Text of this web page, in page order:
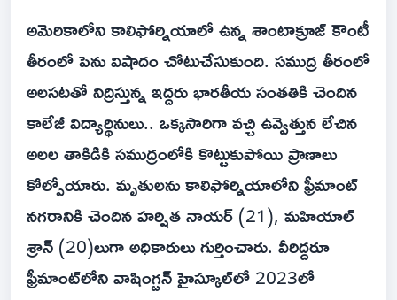
అమెరికాలోని కాలిఫోర్నియాలో ఉన్న శాంటాక్రూజ్ కౌంటీ
తీరంలో పెను విషాదం చోటుచేసుకుంది. సముద్ర తీరంలో
అలసటతో నిద్రిస్తున్న ఇద్దరు భారతీయ సంతతికి చెందిన
కాలేజీ విద్యార్థినులు.. ఒక్కసారిగా వచ్చి ఉవ్వెత్తున లేచిన
అలల తాకిడికి సముద్రంలోకి కొట్టుకుపోయి ప్రాణాలు
కోల్పోయారు. మృతులను కాలిఫోర్నియాలోని ఫ్రీమాంట్
నగరానికి చెందిన హర్షిత నాయర్ (21), మహియాల్
శ్రాన్ (20)లుగా అధికారులు గుర్తించారు. వీరిద్దరూ
ఫ్రీమాంట్‌లోని వాషింగ్టన్ హైస్కూల్‌లో 2023లో